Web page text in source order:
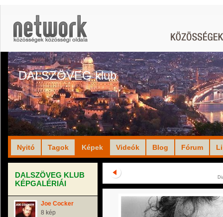
DALSZÖVEG klub
Nyitó Tagok Képek Videók Blog Fórum
DALSZÖVEG KLUB
KÉPGALÉRIÁI
Joe Cocker
8 kép